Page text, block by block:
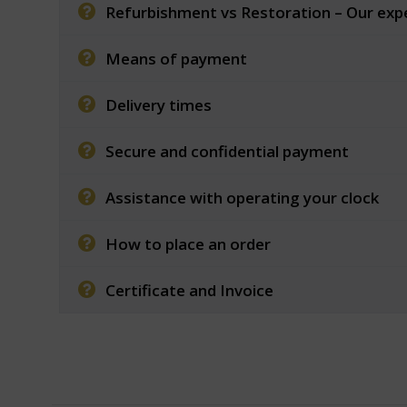
Refurbishment vs Restoration – Our
Means of payment
Delivery times
Secure and confidential payment
Assistance with operating your clock
How to place an order
Certificate and Invoice